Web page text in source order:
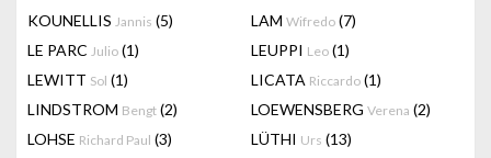
KOUNELLIS Jannis (5) LAM Wifredo (7)
LE PARC Julio (1) LEUPPI Leo (1)
LEWITT Sol (1) LICATA Riccardo (1)
LINDSTROM Bengt (2) LOEWENSBERG Verena (2)
LOHSE Richard Paul (3) LÜTHI Urs (13)